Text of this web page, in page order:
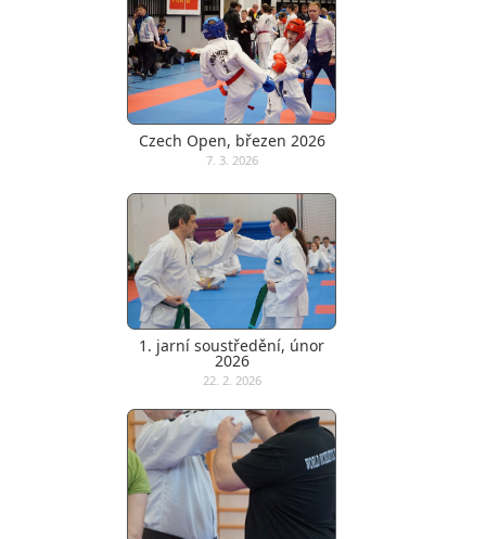
Czech Open, březen 2026
7. 3. 2026
1. jarní soustředění, únor
2026
22. 2. 2026